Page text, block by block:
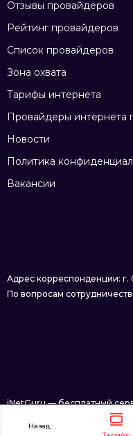
Назад
Отзывы провайдеров
Рейтинг провайдеров
Список провайдеров
Зона охвата
Тарифы интернета
Провайдеры интернета
Новости
Политика
Вакансии
Адрес корреспонденции: г.
По вопросам
iNetGuru — бесплатный
в Санкт-Петербурге © 2026